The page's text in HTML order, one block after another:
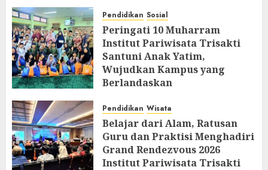
Pendidikan Sosial
Peringati 10 Muharram
Institut Pariwisata Trisakti
Santuni Anak Yatim,
Wujudkan Kampus yang
Berlandaskan
Spiritualitas
26/06/2026 0
Pendidikan Wisata
Belajar dari Alam, Ratusan
Guru dan Praktisi Menghadiri
Grand Rendezvous 2026
Institut Pariwisata Trisakti